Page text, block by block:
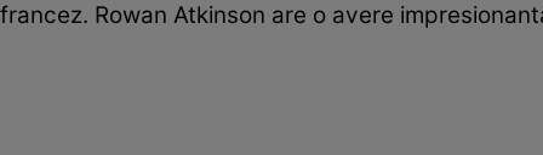
francez. Rowan Atkinson are o avere